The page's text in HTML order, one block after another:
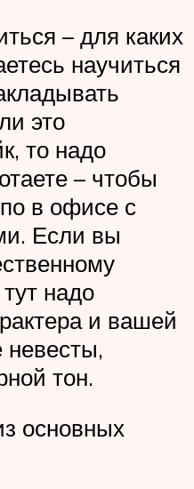
– для каких
научиться
это
то надо
– чтобы
в офисе с
Если вы
надо
и вашей
тон.
основных